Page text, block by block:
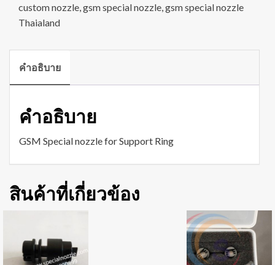
custom nozzle,gsm special nozzle,gsm special nozzle
Thaialand
คำอธิบาย
คำอธิบาย
GSM Special nozzle for Support Ring
สินค้าที่เกี่ยวข้อง